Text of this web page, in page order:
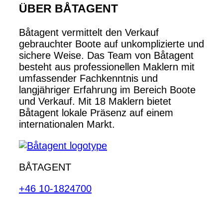
ÜBER BÅTAGENT
Båtagent vermittelt den Verkauf
gebrauchter Boote auf unkomplizierte und
sichere Weise. Das Team von Båtagent
besteht aus professionellen Maklern mit
umfassender Fachkenntnis und
langjähriger Erfahrung im Bereich Boote
und Verkauf. Mit 18 Maklern bietet
Båtagent lokale Präsenz auf einem
internationalen Markt.
BÅTAGENT
+46 10-1824700